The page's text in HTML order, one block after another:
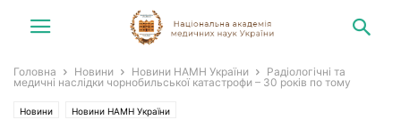
Головна Новини Новини НАМН України
Радіологічні та
медичні наслідки чорнобильської катастрофи – 30 років по тому
Новини Новини НАМН України